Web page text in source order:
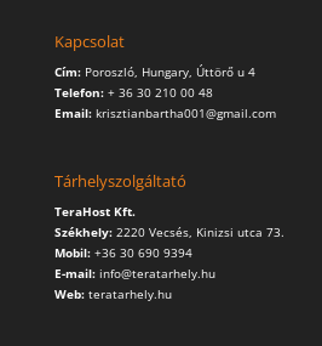
Kapcsolat
Cím: Poroszló, Hungary, Úttörő u 4
Telefon:+ 36 30 210 00 48
Email:krisztianbartha001@gmail.com
Tárhelyszolgáltató
TeraHost Kft.
Székhely: 2220 Vecsés, Kinizsi utca 73.
Mobil: +36 30 690 9394
E-mail: info@teratarhely.hu
Web: teratarhely.hu